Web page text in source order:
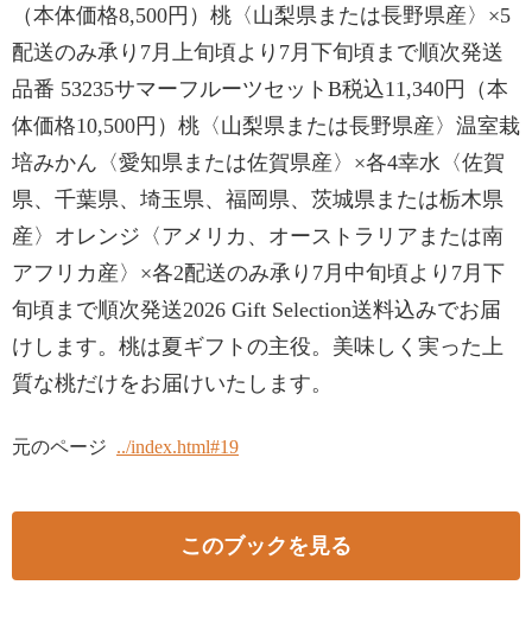
（本体価格8,500円）桃〈山梨県または長野県産〉×5
配送のみ承り7月上旬頃より7月下旬頃まで順次発送
品番 53235サマーフルーツセットB税込11,340円（本
体価格10,500円）桃〈山梨県または長野県産〉温室栽
培みかん〈愛知県または佐賀県産〉×各4幸水〈佐賀
県、千葉県、埼玉県、福岡県、茨城県または栃木県
産〉オレンジ〈アメリカ、オーストラリアまたは南
アフリカ産〉×各2配送のみ承り7月中旬頃より7月下
旬頃まで順次発送2026 Gift Selection送料込みでお届
けします。桃は夏ギフトの主役。美味しく実った上
質な桃だけをお届けいたします。
元のページ ../index.html#19
このブックを見る